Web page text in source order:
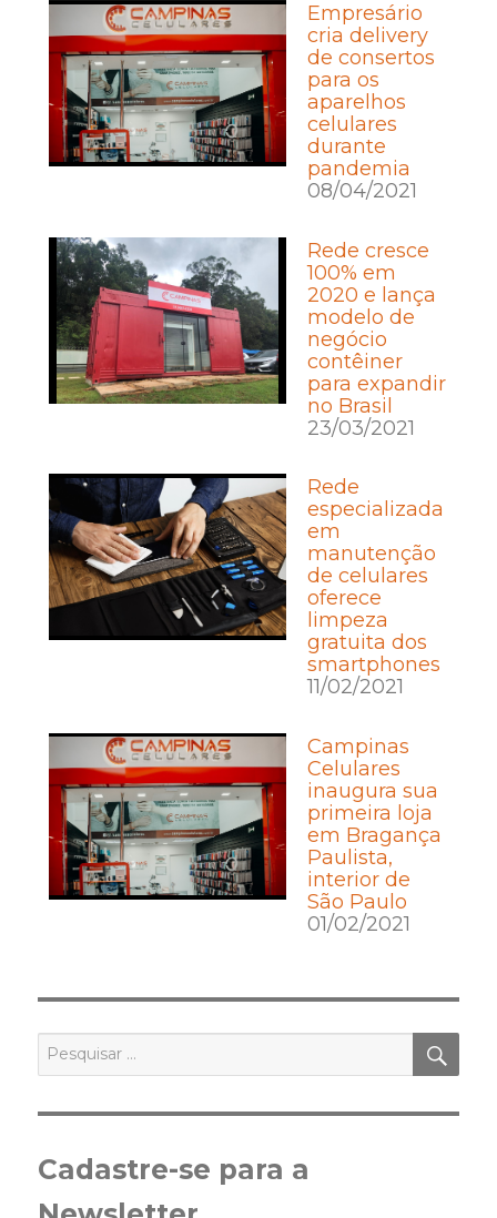
Empresário
cria delivery
de consertos
para os
aparelhos
celulares
durante
pandemia
08/04/2021
Rede cresce
100% em
2020 e lança
modelo de
negócio
contêiner
para expandir
no Brasil
23/03/2021
Rede
especializada
em
manutenção
de celulares
oferece
limpeza
gratuita dos
smartphones
11/02/2021
Campinas
Celulares
inaugura sua
primeira loja
em Bragança
Paulista,
interior de
São Paulo
01/02/2021
por:
Cadastre-se para a